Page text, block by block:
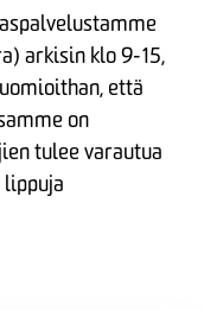
arkisin klo 9-15,
että
on
tulee varautua